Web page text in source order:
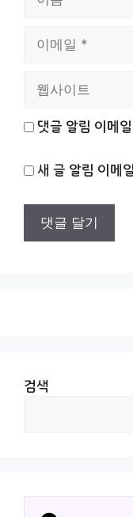
이 댓글 알림 이메
새 글 알림 이메
검색